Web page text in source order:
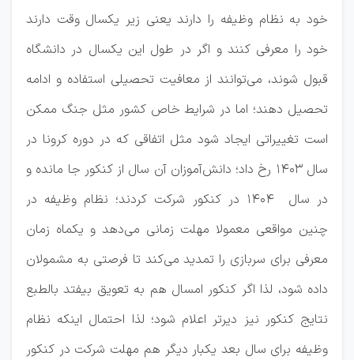
خود به نظام وظیفه را دارند یعنی زیر یکسال وقت دارند
خود را معرفی کنند و اگر در طول این یکسال در دانشگاه
قبول شوند، می‌توانند از معافیت تحصیلی استفاده و ادامه
تحصیل دهند؛ اما در شرایط خاص کشور مثل جنگ ممکن
است تغییراتی ایجاد شود مثل اتفاقی که در دوره کرونا در
سال ۱۴۰۳ رخ داد؛ دانش‌آموزان آن سال از کنکور جا مانده و
در سال ۱۴۰۴ در کنکور شرکت کردند؛ نظام وظیفه در
چنین مواقعی معمولا مهلت زمانی می‌دهد و یکماه زمان
معرفی برای سربازی را تمدید می‌کند تا فرصتی به مشمولان
داده شود، لذا اگر کنکور امسال هم به تعویق بیفتد بالطبع
نتایج کنکور نیز دیرتر اعلام شود؛ لذا احتمال اینکه نظام
وظیفه برای سال بعد یکبار دیگر هم مهلت شرکت در کنکور